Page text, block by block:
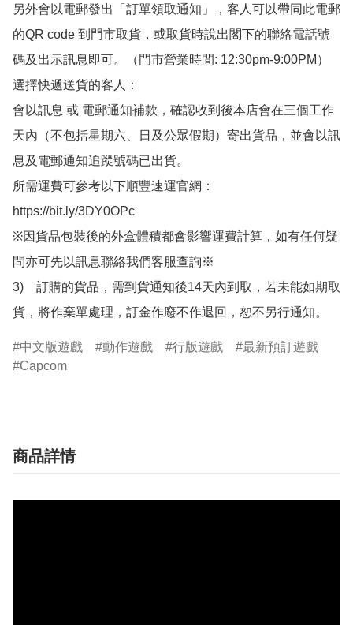
另外會以電郵發出「訂單領取通知」，客人可以帶同此電郵
的QR code 到門市取貨，或取貨時說出閣下的聯絡電話號
碼及出示訊息即可。（門市營業時間: 12:30pm-9:00PM）
選擇快遞送貨的客人：
會以訊息 或 電郵通知補款，確認收到後本店會在三個工作
天內（不包括星期六、日及公眾假期）寄出貨品，並會以訊
息及電郵通知追蹤號碼已出貨。
所需運費可參考以下順豐速運官網：
https://bit.ly/3DY0OPc
※因貨品包裝後的外盒體積都會影響運費計算，如有任何疑
問亦可先以訊息聯絡我們客服查詢※
3)　訂購的貨品，需到貨通知後14天內到取，若未能如期取
貨，將作棄單處理，訂金作廢不作退回，恕不另行通知。
中文版遊戲 動作遊戲 行版遊戲
最新預訂遊戲
Capcom
商品詳情